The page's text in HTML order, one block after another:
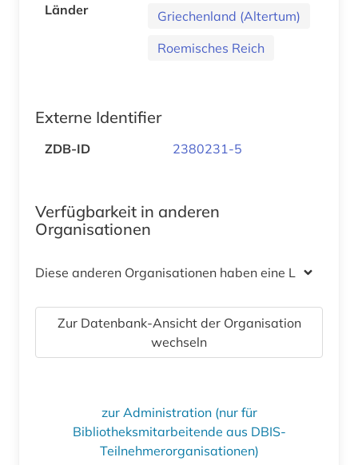
Länder
Griechenland (Altertum)
Roemisches Reich
Externe Identifier
ZDB-ID 2380231-5
Verfügbarkeit in anderen
Organisationen
Diese anderen Organisationen haben eine Lizenz
Zur Datenbank-Ansicht der Organisation
wechseln
zur Administration (nur für
Bibliotheksmitarbeitende aus DBIS-
Teilnehmerorganisationen)